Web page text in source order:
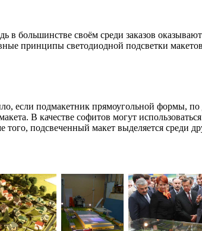
в большинстве своём среди заказов
принципы светодиодной подсветки
если подмакетник прямоугольной формы,
В качестве софитов могут
подсвеченный макет выделяется среди